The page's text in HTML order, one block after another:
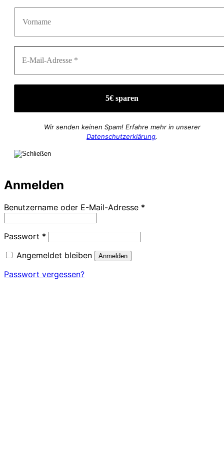
Wir senden keinen Spam! Erfahre mehr in unserer
Datenschutzerklärung.
Anmelden
Benutzername oder E-Mail-Adresse *
Passwort * Erforderlich
Angemeldet bleiben
Anmelden
Passwort vergessen?